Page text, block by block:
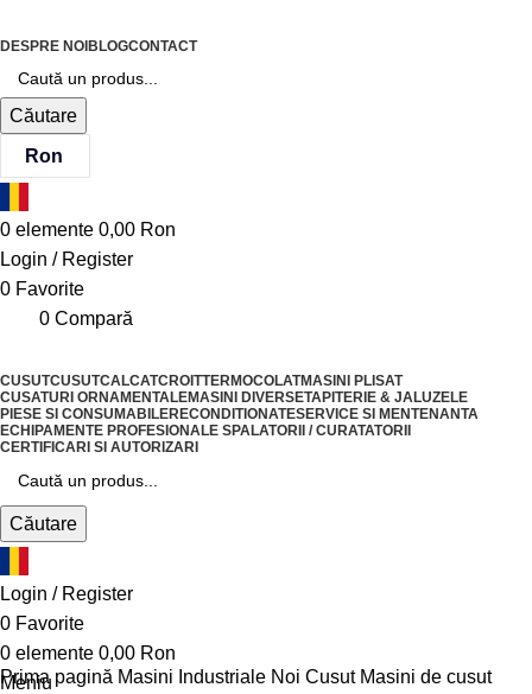
DESPRE NOI BLOGCONTACT
Căutare
Ron
0 elemente 0,00 Ron
Login / Register
0 Favorite
0 Compară
CUSUTCUSUTCALCATCROITTERMOCOLATMASINI PLISAT
CUSATURI ORNAMENTALEMASINI DIVERSETAPITERIE & JALUZELE
PIESE SI CONSUMABILERECONDITIONATESERVICE SI MENTENANTA
ECHIPAMENTE PROFESIONALE SPALATORII / CURATATORII
CERTIFICARI SI AUTORIZARI
Căutare
Login / Register
0 Favorite
0 elemente 0,00 Ron
Meniu
Prima pagină Masini Industriale Noi Cusut Masini de cusut